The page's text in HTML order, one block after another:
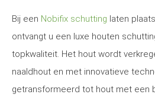
Bij een Nobifix schutting laten
ontvangt u een luxe houten
topkwaliteit. Het hout wordt
naaldhout en met innovatieve
getransformeerd tot hout met een